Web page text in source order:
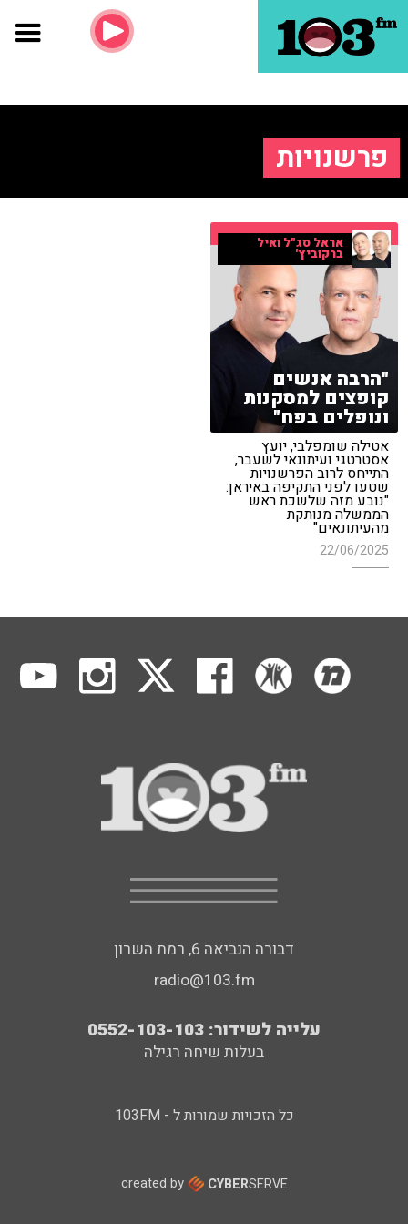
פרשנויות
אראל סג"ל ואיל
ברקוביץ'
"הרבה אנשים
קופצים למסקנות
ונופלים בפח"
אטילה שומפלבי, יועץ
אסטרטגי ועיתונאי לשעבר,
התייחס לרוב הפרשנויות
שטעו לפני התקיפה באיראן:
"נובע מזה שלשכת ראש
הממשלה מנותקת
מהעיתונאים"
22/06/2025
דבורה הנביאה 6, רמת השרון
radio@103.fm
עלייה לשידור: 0552-103-103
בעלות שיחה רגילה
כל הזכויות שמורות ל - 103FM
created by CYBERSERVE